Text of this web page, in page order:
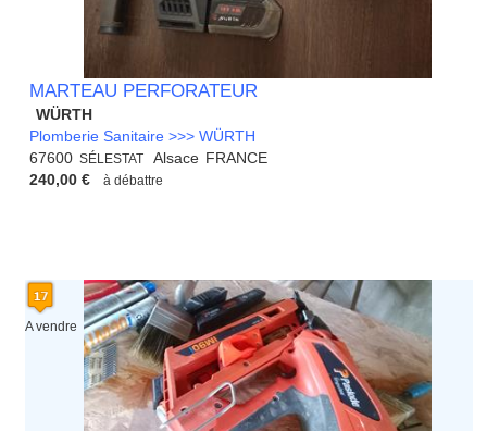
MARTEAU PERFORATEUR
WÜRTH
Plomberie Sanitaire >>> WÜRTH
67600 SÉLESTAT Alsace FRANCE
240,00 €
à débattre
A vendre